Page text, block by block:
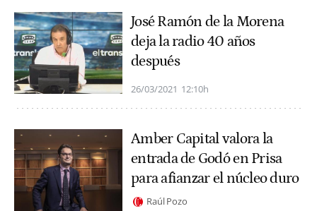
José Ramón de la Morena
deja la radio 40 años
después
26/03/2021 12:10h
Amber Capital valora la
entrada de Godó en Prisa
para afianzar el núcleo duro
Raúl Pozo